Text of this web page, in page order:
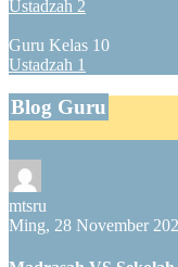
Ustadzah 2
Guru Kelas 10
Ustadzah 1
Blog Guru
mtsru
Ming, 28 November